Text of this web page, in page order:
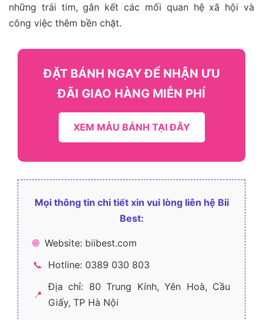
những trái tim, gắn kết các mối quan hệ xã hội và
công việc thêm bền chặt.
ĐẶT BÁNH NGAY ĐỂ NHẬN ƯU
ĐÃI GIAO HÀNG MIỄN PHÍ
XEM MẪU BÁNH TẠI ĐÂY
Mọi thông tin chi tiết xin vui lòng liên hệ Bii
Best:
🌐 Website: biibest.com
📞
Hotline: 0389 030 803
📍
Địa chỉ: 80 Trung Kính, Yên Hoà, Cầu
Giấy, TP Hà Nội